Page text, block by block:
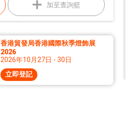
加至查詢籃
香港貿發局香港國際秋季燈飾展
2026
2026年10月27日 - 30日
立即登記